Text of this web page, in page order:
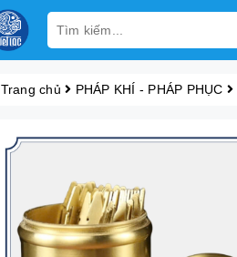
Trang chủ PHÁP KHÍ - PHÁP PHỤC